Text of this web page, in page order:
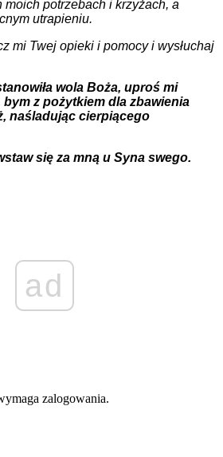
potrzebach i krzyżach, a
utrapieniu.
mi Twej opieki i pomocy i wysłuchaj
wola Boża, uproś mi
z pożytkiem dla zbawienia
naśladując cierpiącego
się za mną u Syna swego.
ad
zalogowania.